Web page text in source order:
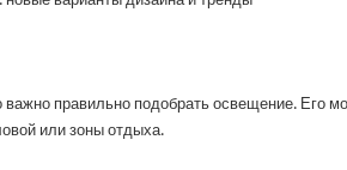
важно правильно подобрать освещение. Его
или зоны отдыха.